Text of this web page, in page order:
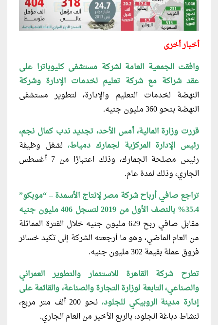
أخبار أخرى
وافقت الجمعية العامة لشركة مستشفى كليوباترا على
عقد شراكة مع شركة تعليم لخدمات الإدارة وشركة
النهضة لخدمات التعليم والإدارة، لتطوير مستشفى
النهضة بنحو 360 مليون جنيه.
قررت وزارة المالية، أمس الأحد، تجديد ندب كمال نجم،
رئيس الإدارة المركزية لجمارك دمياط،لشغل وظيفة
رئيس مصلحة الجمارك، وذلك اعتبارًا من 7 أغسطس
الجاري، وذلك لمدة عام.
تراجع صافي أرباح شركة مصر لإنتاج الأسمدة – “موبكو”
35.4% بالنصف الأول من 2019 لتسجل 406 مليون جنيه
مقابل صافي ربح 629 مليون جنيه خلال الفترة المماثلة
من العام الماضي، وهو ما أرجعته الشركة إلى تكبد خسائر
فروق عملة بقيمة 302 مليون جنيه.
تطرح شركة القاهرة للاستثمار والتطوير العمراني
والصناعي، التابعة لوزارة التجارة والصناعة، والقائمة على
إدارة مدينة الروبيكي للجلود،
نحو 200 ألف متر مربع،
لنشاط دباغة الجلود، بالربع الأخير من العام الجاري.